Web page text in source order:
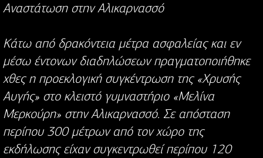
Αναστάτωση στην Αλικαρνασσό
Κάτω από δρακόντεια μέτρα ασφαλείας και εν
μέσω έντονων διαδηλώσεων πραγματοποιήθηκε
χθες η προεκλογική συγκέντρωση της «Χρυσής
Αυγής» στο κλειστό γυμναστήριο «Μελίνα
Μερκούρη» στην Αλικαρνασσό. Σε απόσταση
περίπου 300 μέτρων από τον χώρο της
εκδήλωσης είχαν συγκεντρωθεί περίπου 120